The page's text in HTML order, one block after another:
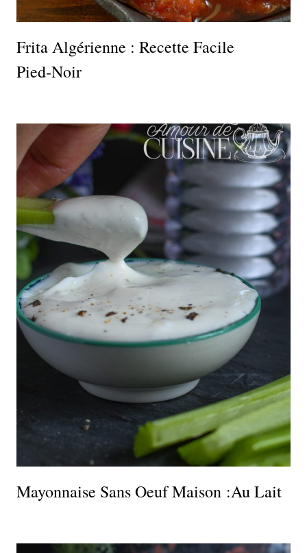
Frita Algérienne : Recette Facile
Pied‑noir
Mayonnaise Sans Oeuf Maison :au Lait